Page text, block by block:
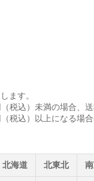
ます。
税込）未満の場合、送
税込）以上になる場合
北海道 北東北